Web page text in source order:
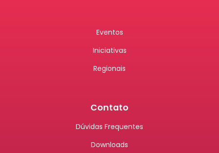
Eventos
Iniciativas
Regionais
Contato
Dúvidas Frequentes
Downloads